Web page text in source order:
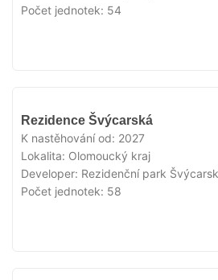
Počet jednotek: 54
Rezidence Švýcarská
K nastěhování od: 2027
Lokalita: Olomoucký kraj
Developer: Rezidenční park
Počet jednotek: 58